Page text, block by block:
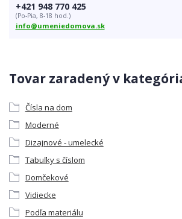
Tovar zaradený v
Čísla na dom
Moderné
Dizajnové - umelecké
Tabuľky s číslom
Domčekové
Vidiecke
Podľa materiálu
+421 948 770 425
(Po-Pia, 8-18 hod.)
info@umeniedomova.sk